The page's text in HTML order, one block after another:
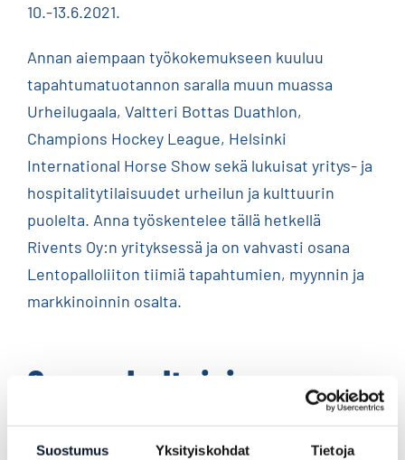
Suostumus Yksityiskohdat Tietoja
10.-13.6.2021.
Annan aiempaan työkokemukseen kuuluu
tapahtumatuotannon saralla muun muassa
Urheilugaala, Valtteri Bottas Duathlon,
Champions Hockey League, Helsinki
International Horse Show sekä lukuisat yritys- ja
hospitalitytilaisuudet urheilun ja kulttuurin
puolelta. Anna työskentelee tällä hetkellä
Rivents Oy:n yrityksessä ja on vahvasti osana
Lentopalloliiton tiimiä tapahtumien, myynnin ja
markkinoinnin osalta.
Samankaltaisia
kirjoituksia